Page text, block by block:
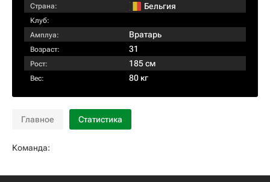
Страна: Бельгия
Клуб:
Амплуа:
Вратарь
Возраст: 31
Рост: 185 см
Вес: 80 кг
Главное Статистика
Команда: